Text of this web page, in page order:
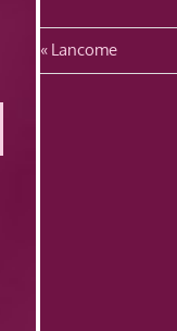
Vorheriger
Beitrag:
Lancome